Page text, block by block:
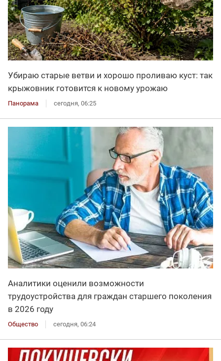
Убираю старые ветви и хорошо проливаю куст: так
крыжовник готовится к новому урожаю
Панорама сегодня, 06:25
Аналитики оценили возможности
трудоустройства для граждан старшего поколения
в 2026 году
Общество сегодня, 06:24